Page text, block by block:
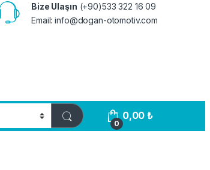
Bize Ulaşın (+90)533 322 16 09
Email:info@dogan-otomotiv.com
0
0,00₺